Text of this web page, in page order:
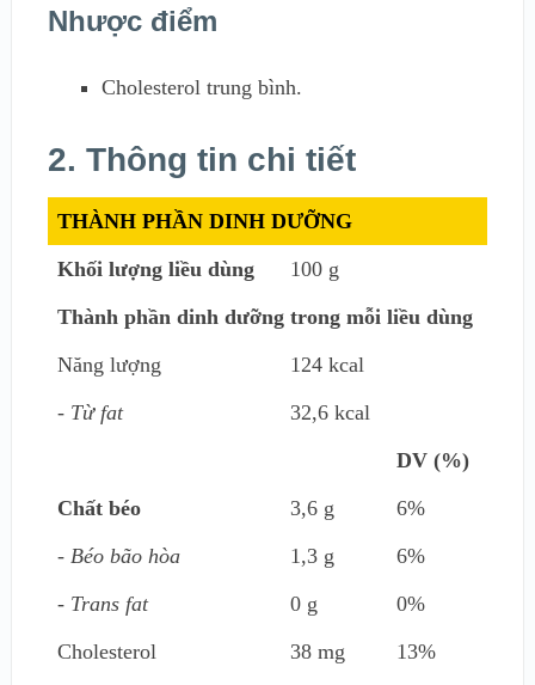
Nhược điểm
Cholesterol trung bình.
2. Thông tin chi tiết
THÀNH PHẦN DINH DƯỠNG
Khối lượng liều dùng
100 g
Thành phần dinh dưỡng trong mỗi liều dùng
Năng lượng
124 kcal
- Từ fat
32,6 kcal
DV (%)
Chất béo
3,6 g
6%
- Béo bão hòa
1,3 g
6%
- Trans fat
0 g
0%
Cholesterol
38 mg
13%